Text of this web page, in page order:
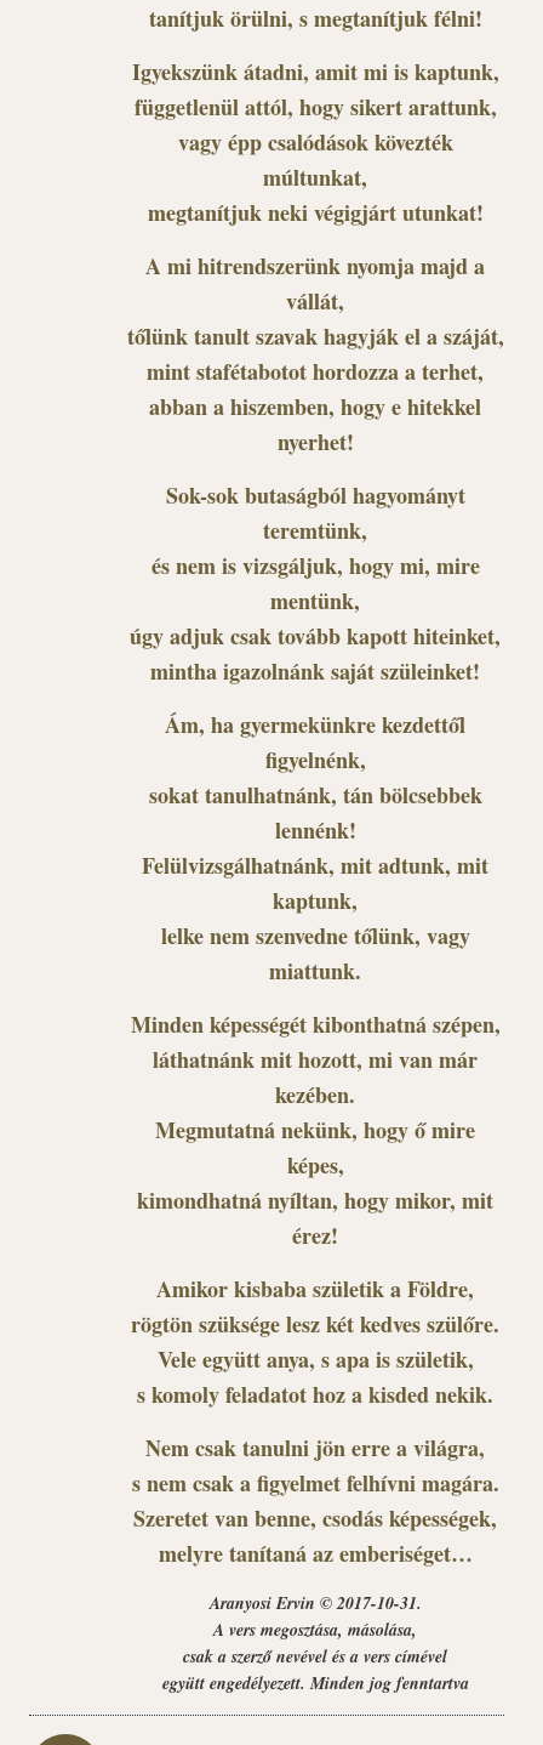
tanítjuk örülni, s megtanítjuk félni!
Igyekszünk átadni, amit mi is kaptunk,
függetlenül attól, hogy sikert arattunk,
vagy épp csalódások kövezték
múltunkat,
megtanítjuk neki végigjárt utunkat!
A mi hitrendszerünk nyomja majd a
vállát,
tőlünk tanult szavak hagyják el a száját,
mint stafétabotot hordozza a terhet,
abban a hiszemben, hogy e hitekkel
nyerhet!
Sok-sok butaságból hagyományt
teremtünk,
és nem is vizsgáljuk, hogy mi, mire
mentünk,
úgy adjuk csak tovább kapott hiteinket,
mintha igazolnánk saját szüleinket!
Ám, ha gyermekünkre kezdettől
figyelnénk,
sokat tanulhatnánk, tán bölcsebbek
lennénk!
Felülvizsgálhatnánk, mit adtunk, mit
kaptunk,
lelke nem szenvedne tőlünk, vagy
miattunk.
Minden képességét kibonthatná szépen,
láthatnánk mit hozott, mi van már
kezében.
Megmutatná nekünk, hogy ő mire
képes,
kimondhatná nyíltan, hogy mikor, mit
érez!
Amikor kisbaba születik a Földre,
rögtön szüksége lesz két kedves szülőre.
Vele együtt anya, s apa is születik,
s komoly feladatot hoz a kisded nekik.
Nem csak tanulni jön erre a világra,
s nem csak a figyelmet felhívni magára.
Szeretet van benne, csodás képességek,
melyre tanítaná az emberiséget…
Aranyosi Ervin © 2017-10-31.
A vers megosztása, másolása,
csak a szerző nevével és a vers címével
együtt engedélyezett. Minden jog fenntartva